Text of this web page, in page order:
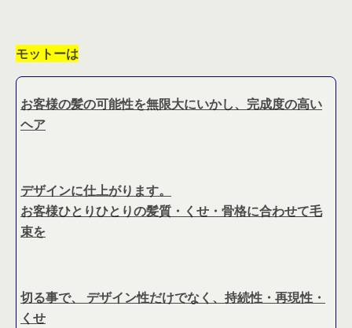
モットーは
お客様の髪の可能性を無限大にいかし、完成度の高い
ヘア
デザインに仕上がります。
お客様ひとりひとりの髪質・くせ・骨格に合わせて毛
束を
切る事で、 デザイン性だけでなく、持続性・再現性・
くせ